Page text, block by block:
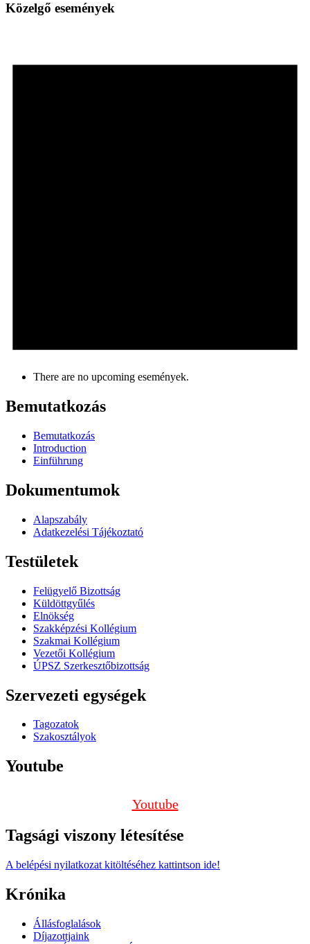
Közelgő események
There are no upcoming események.
Bemutatkozás
Bemutatkozás
Introduction
Einführung
Dokumentumok
Alapszabály
Adatkezelési Tájékoztató
Testületek
Felügyelő Bizottság
Küldöttgyűlés
Elnökség
Szakképzési Kollégium
Szakmai Kollégium
Vezetői Kollégium
ÚPSZ Szerkesztőbizottság
Szervezeti egységek
Tagozatok
Szakosztályok
Youtube
Youtube
Tagsági viszony létesítése
A belépési nyilatkozat kitöltéséhez kattintson ide!
Krónika
Állásfoglalások
Díjazottjaink